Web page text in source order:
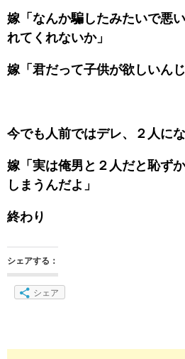
嫁「なんか騙したみたいで悪
れてくれないか」
嫁「君だって子供が欲しいんじ
今でも人前ではデレ、２人にな
嫁「実は俺男と２人だと恥ず
しまうんだよ」
終わり
シェアする：
シェア